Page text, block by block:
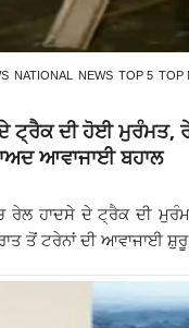
NATIONAL NEWS TOP 5 TOP
ਟ੍ਰੈਕ ਦੀ ਹੋਈ ਮੁਰੰਮਤ,
ਆਵਾਜਾਈ ਬਹਾਲ
ਰੇਲ ਹਾਦਸੇ ਦੇ ਟ੍ਰੈਕ ਦੀ
ਤੋਂ ਟਰੇਨਾਂ ਦੀ ਆਵਾਜਾਈ